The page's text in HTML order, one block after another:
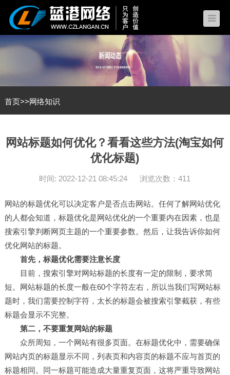
首页>>网络知识
网站标题如何优化？看看这些方法(淘宝如何
优化标题)
时间: 2022-12-21 08:45:24 浏览次数：411
网站的标题优化可以决定客户是否点击网站。任何了解网站优化
的人都会知道，标题优化是网站优化的一个重要内在因素，也是
搜索引擎判断网页主题的一个重要参数。然后，让我告诉你如何
优化网站的标题。
首先，标题优化需要注意长度
目前，搜索引擎对网站标题的长度有一定的限制，要求简
短。网站标题的长度一般在60个字符左右，所以当我们写网站标
题时，我们需要控制字符，太长的标题会被搜索引擎截获，有些
标题会显示不完整。
第二，不要重复网站的标题
众所周知，一个网站有很多页面。在标题优化中，需要确保
网站内页的标题显示不同，列表页和内容页的标题不应与首页的
标题相同。同一标题可能造成大量重复页面，这将严重导致网站